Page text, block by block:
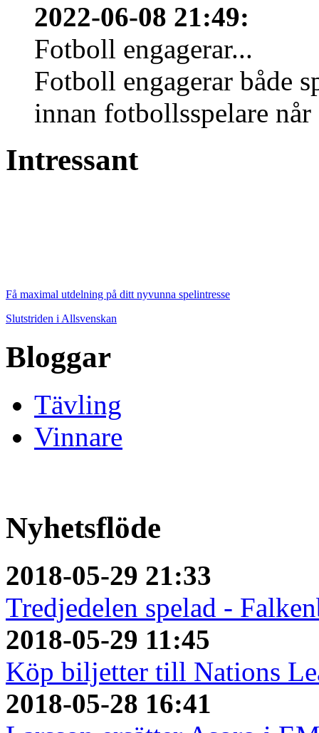
2022-06-08 21:49:
Fotboll engagerar...
Fotboll engagerar både
innan fotbollsspelare
Intressant
Få maximal utdelning på ditt nyvunna spelintresse
Slutstriden i Allsvenskan
Bloggar
Tävling
Vinnare
Nyhetsflöde
2018-05-29 21:33
Tredjedelen spelad -
2018-05-29 11:45
Köp biljetter till Nations
2018-05-28 16:41